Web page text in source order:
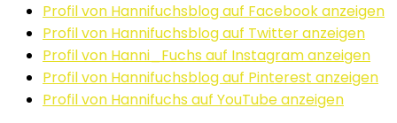
Profil von Hannifuchsblog auf Facebook anzeigen
Profil von Hannifuchsblog auf Twitter anzeigen
Profil von Hanni_Fuchs auf Instagram anzeigen
Profil von Hannifuchsblog auf Pinterest anzeigen
Profil von Hannifuchs auf YouTube anzeigen